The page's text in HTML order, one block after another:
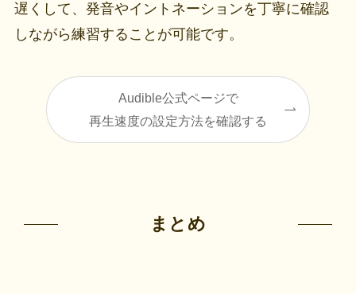
遅くして、発音やイントネーションを丁寧に確認
しながら練習することが可能です。
Audible公式ページで
再生速度の設定方法を確認する
まとめ